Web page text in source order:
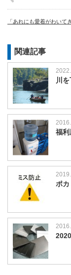
「あれにも愛着がわいて
関連記事
川
福
ポカ